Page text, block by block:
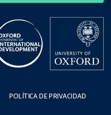
POLÍTICA DE PRIVACIDAD